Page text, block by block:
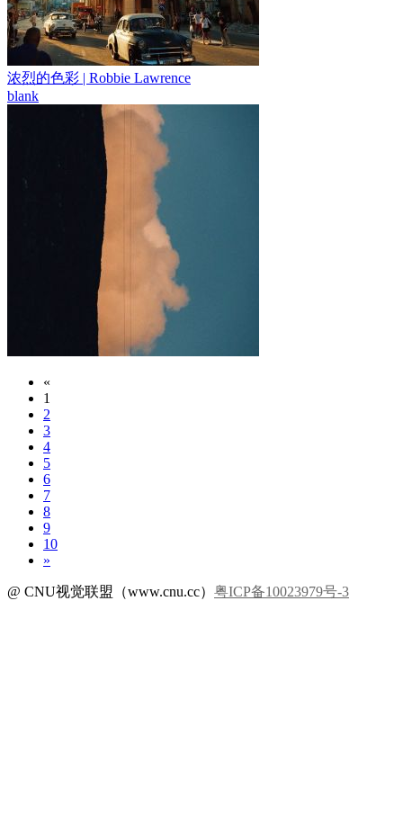
浓烈的色彩 | Robbie Lawrence
blank
«
1
2
3
4
5
6
7
8
9
10
»
@ CNU视觉联盟（www.cnu.cc） 粤ICP备10023979号-3